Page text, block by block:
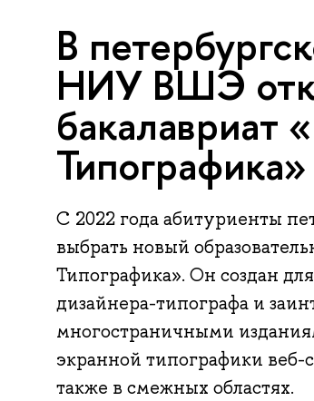
В
НИУ ВШЭ
бакалавриат
Типографика»
С 2022 года абитуриенты
выбрать новый
Типографика». Он создан
дизайнера-типографа и
многостраничными
экранной типографики
также в смежных областях.